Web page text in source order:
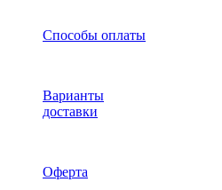
Способы оплаты
Варианты
доставки
Оферта